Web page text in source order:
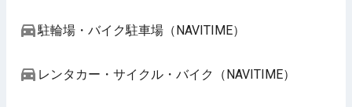
駐輪場・バイク駐車場（NAVITIME）
レンタカー・サイクル・バイク（NAVITIME）